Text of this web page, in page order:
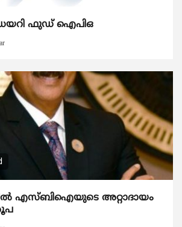
ഡയറി ഫുഡ് ഐപിഒ
എസ്ബിഐയുടെ അറ്റാദായം